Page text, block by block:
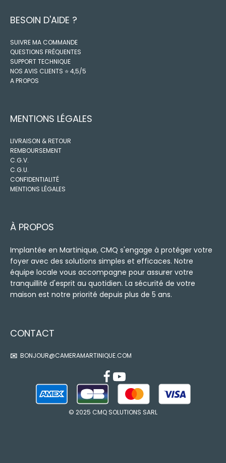
BESOIN D'AIDE ?
SUIVRE MA COMMANDE
QUESTIONS FRÉQUENTES
SUPPORT TECHNIQUE
NOS AVIS CLIENTS ⭐️ 4,5/5
A PROPOS
MENTIONS LÉGALES
LIVRAISON & RETOUR
REMBOURSEMENT
C.G.V.
C.G.U.
CONFIDENTIALITÉ
MENTIONS LÉGALES
À PROPOS
Implantée en Martinique, CMQ s'engage à protéger votre
foyer avec des solutions simples et efficaces. Notre
équipe locale vous accompagne pour assurer votre
tranquillité d'esprit au quotidien. La sécurité de votre
maison est notre priorité depuis plus de 5 ans.
CONTACT
✉️ BONJOUR@CAMERAMARTINIQUE.COM
© 2025 CMQ SOLUTIONS SARL